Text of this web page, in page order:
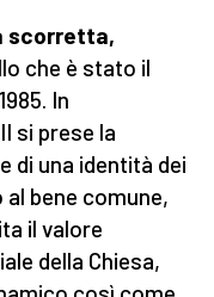
scorretta,
che è stato il
In
si prese la
di una identità dei
bene comune,
il valore
della Chiesa,